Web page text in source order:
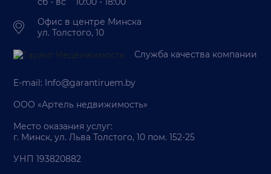
Офис в центре Минска
ул. Толстого, 10
Служба качества компании
E-mail: Info@garantiruem.by
ООО «Артель недвижимость»
Место оказания услуг:
г. Минск, ул. Льва Толстого, 10 пом. 152-25
УНП 193820882